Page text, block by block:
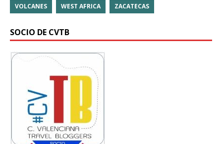
VOLCANES WEST AFRICA ZACATECAS
SOCIO DE CVTB